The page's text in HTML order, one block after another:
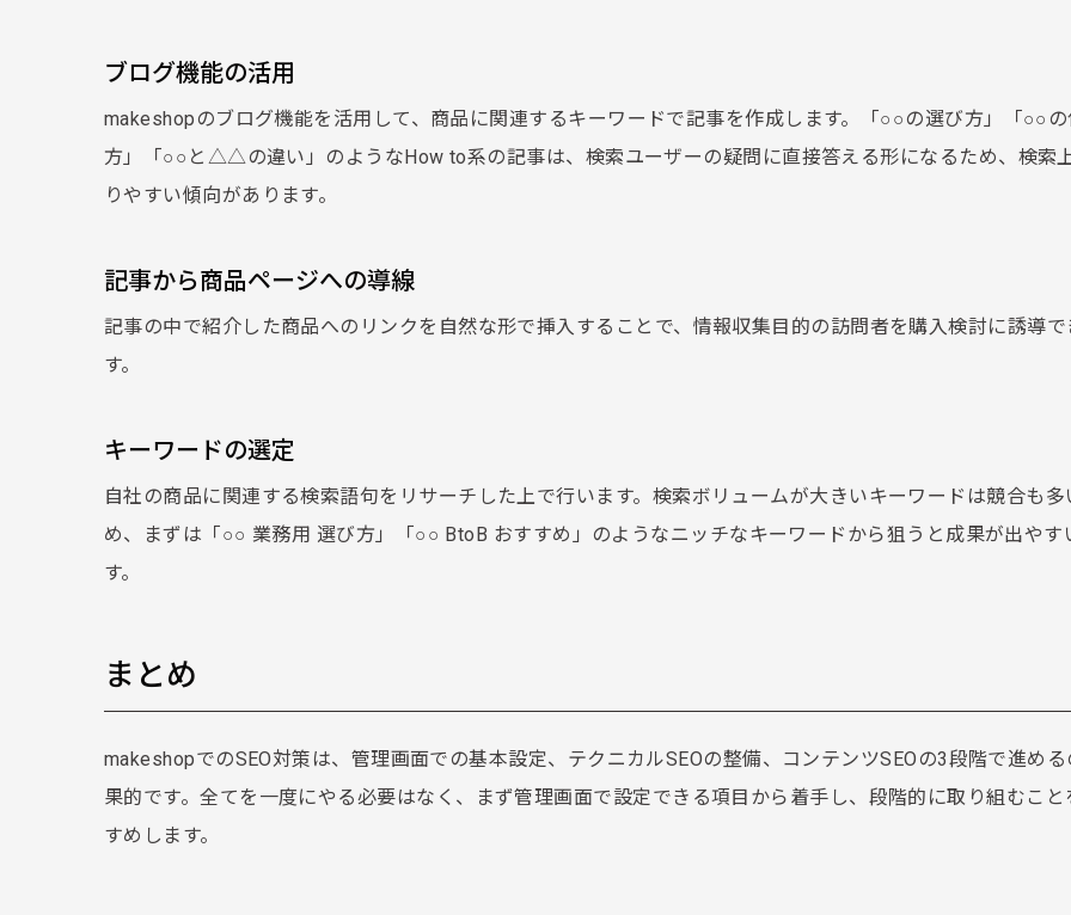
ブログ機能の活用
makeshopのブログ機能を活用して、商品に関連するキーワードで記事を作成します。「○○の選び方」「○○の
方」「○○と△△の違い」のようなHow to系の記事は、検索ユーザーの疑問に直接答える形になるため、検索
りやすい傾向があります。
記事から商品ページへの導線
記事の中で紹介した商品へのリンクを自然な形で挿入することで、情報収集目的の訪問者を購入検討に誘導で
す。
キーワードの選定
自社の商品に関連する検索語句をリサーチした上で行います。検索ボリュームが大きいキーワードは競合も多
め、まずは「○○ 業務用 選び方」「○○ BtoB おすすめ」のようなニッチなキーワードから狙うと成果が出やす
す。
まとめ
makeshopでのSEO対策は、管理画面での基本設定、テクニカルSEOの整備、コンテンツSEOの3段階で進める
果的です。全てを一度にやる必要はなく、まず管理画面で設定できる項目から着手し、段階的に取り組むこと
すめします。